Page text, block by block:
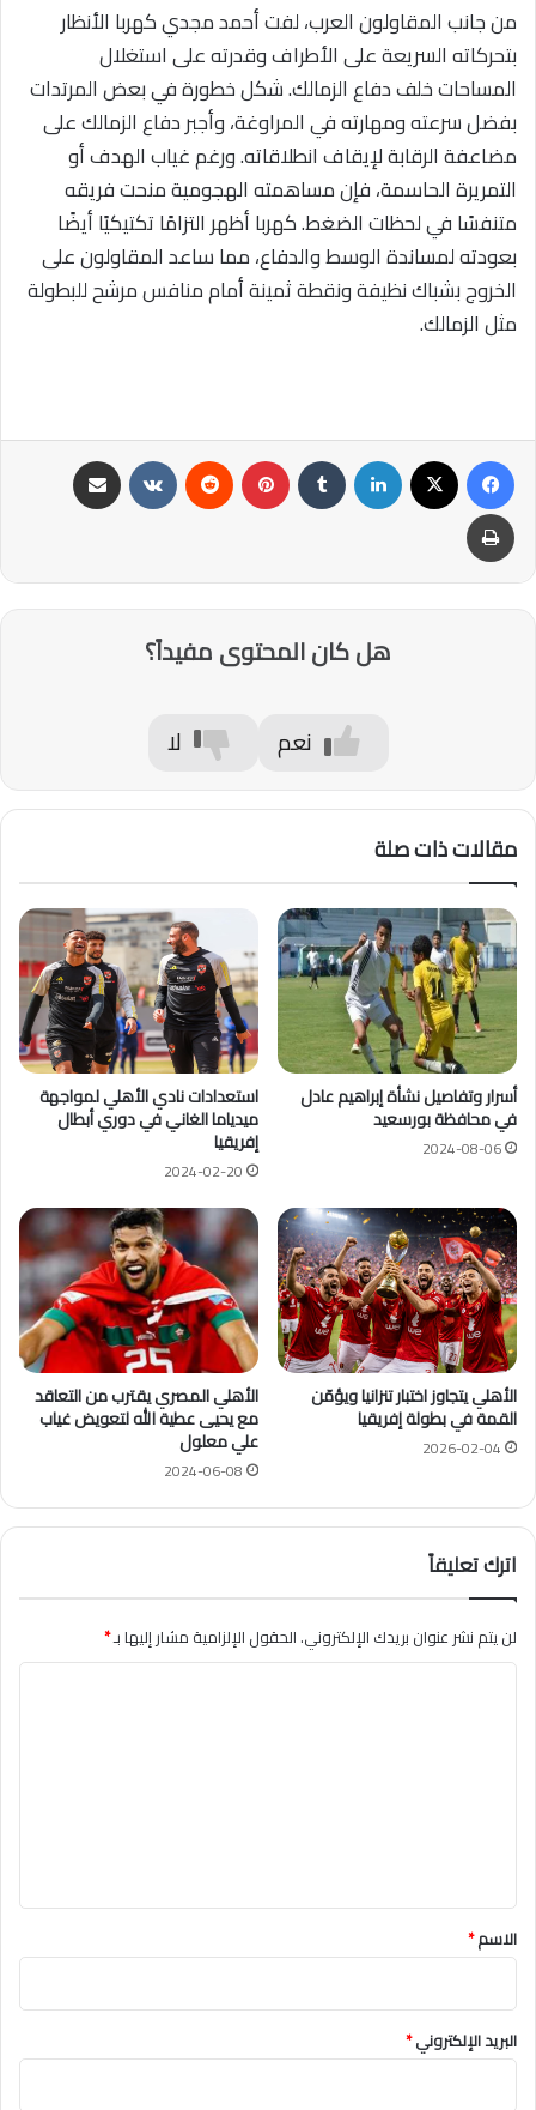
من جانب المقاولون العرب، لفت أحمد مجدي كهربا الأنظار
بتحركاته السريعة على الأطراف وقدرته على استغلال
المساحات خلف دفاع الزمالك. شكل خطورة في بعض المرتدات
بفضل سرعته ومهارته في المراوغة، وأجبر دفاع الزمالك على
مضاعفة الرقابة لإيقاف انطلاقاته. ورغم غياب الهدف أو
التمريرة الحاسمة، فإن مساهمته الهجومية منحت فريقه
متنفسًا في لحظات الضغط. كهربا أظهر التزامًا تكتيكيًا أيضًا
بعودته لمساندة الوسط والدفاع، مما ساعد المقاولون على
الخروج بشباك نظيفة ونقطة ثمينة أمام منافس مرشح للبطولة
مثل الزمالك.
هل كان المحتوى مفيداً؟
نعم لا
مقالات ذات صلة
أسرار وتفاصيل نشأة إبراهيم عادل
في محافظة بورسعيد
2024-08-06
استعدادات نادي الأهلي لمواجهة
ميدياما الغاني في دوري أبطال
إفريقيا
2024-02-20
الأهلي يتجاوز اختبار تنزانيا ويؤمّن
القمة في بطولة إفريقيا
2026-02-04
الأهلي المصري يقترب من التعاقد
مع يحيى عطية الله لتعويض غياب
علي معلول
2024-06-08
اترك تعليقاً
لن يتم نشر عنوان بريدك الإلكتروني.الحقول الإلزامية مشار إليها بـ*
*
الاسم*
البريد الإلكتروني*